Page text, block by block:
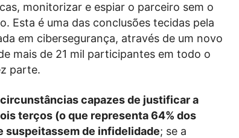
monitorizar e espiar o parceiro sem o
Esta é uma das conclusões tecidas pela
em cibersegurança, através de um novo
mais de 21 mil participantes em todo o
parte.
capazes de justificar a
terços (o que representa 64% dos
suspeitassem de infidelidade; se a